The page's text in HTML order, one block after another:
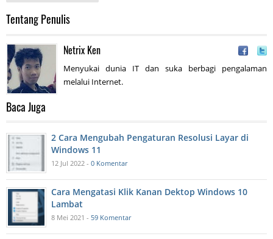
Tentang Penulis
Netrix Ken
Menyukai dunia IT dan suka berbagi pengalaman
melalui Internet.
Baca Juga
2 Cara Mengubah Pengaturan Resolusi Layar di
Windows 11
12 Jul 2022 - 0 Komentar
Cara Mengatasi Klik Kanan Dektop Windows 10
Lambat
8 Mei 2021 - 59 Komentar